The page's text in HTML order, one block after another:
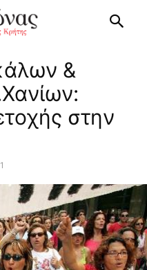
&
στην